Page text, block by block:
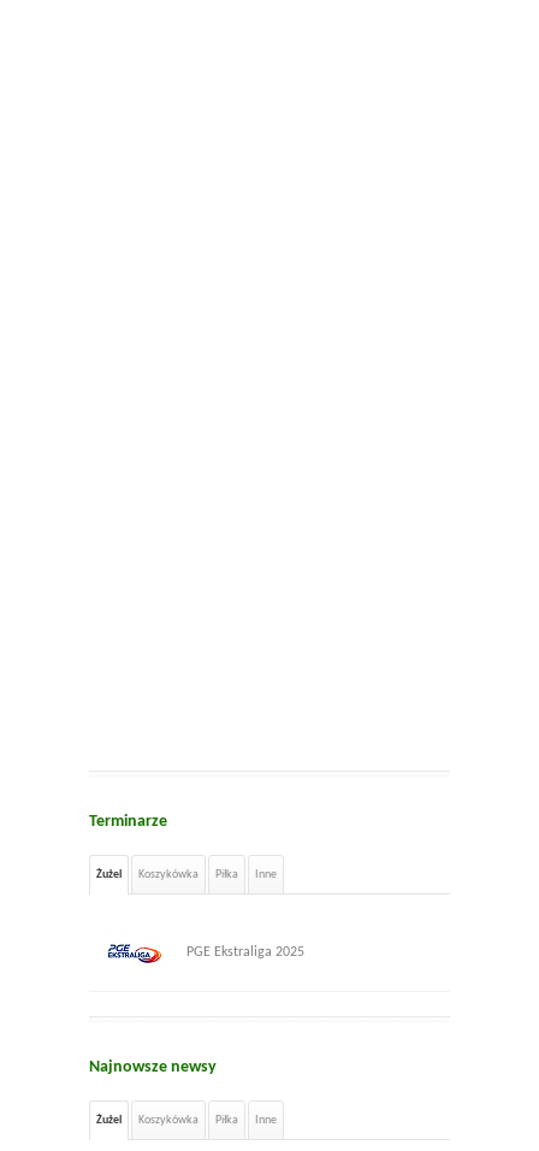
Terminarze
Żużel Koszykówka Piłka Inne
PGE Ekstraliga 2025
Najnowsze newsy
Żużel Koszykówka Piłka Inne